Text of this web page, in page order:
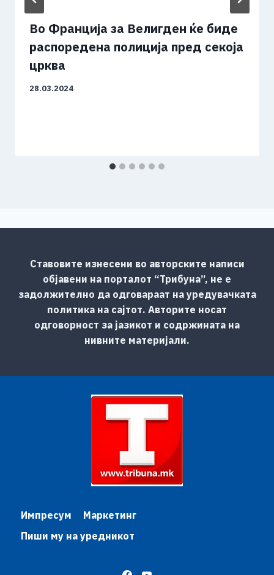
Во Франција за Велигден ќе биде
распоредена полиција пред секоја
црква
28.03.2024
Ставовите изнесени во авторските написи
објавени на порталот “Трибуна”, не е
задолжително да одговараат на уредувачката
политика на сајтот. Авторите носат
одговорност за јазикот и содржината на
нивните материјали.
Импресум
Маркетинг
Пиши му на уредникот